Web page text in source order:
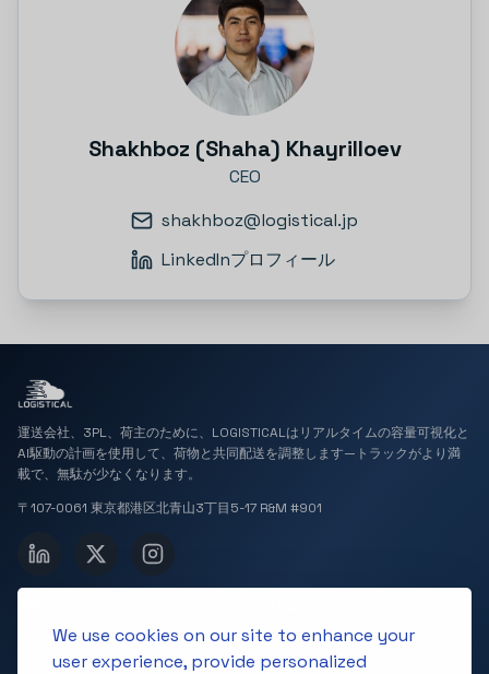
We use cookies on our site to enhance your
user experience, provide personalized
Shakhboz (Shaha) Khayrilloev
CEO
shakhboz@logistical.jp
LinkedInプロフィール
運送会社、3PL、荷主のために、LOGISTICALはリアルタイムの容量可視化と
AI駆動の計画を使用して、荷物と共同配送を調整します—トラックがより満
載で、無駄が少なくなります。
〒107-0061 東京都港区北青山3丁目5-17 R&M #901
ホーム
3Dボリューム検出